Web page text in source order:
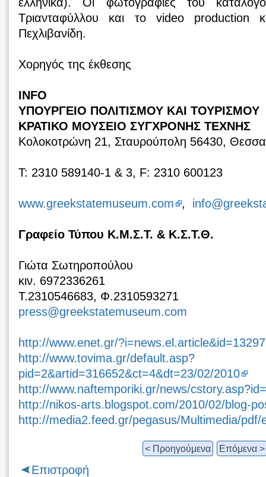
Τριανταφύλλου και το video production
Πεχλιβανίδη.
Χορηγός της έκθεσης
INFO
ΥΠΟΥΡΓΕΙΟ ΠΟΛΙΤΙΣΜΟΥ ΚΑΙ ΤΟΥΡΙΣΜΟΥ
ΚΡΑΤΙΚΟ ΜΟΥΣΕΙΟ ΣΥΓΧΡΟΝΗΣ ΤΕΧΝΗΣ
Κολοκοτρώνη 21, Σταυρούπολη 56430,
Τ: 2310 589140-1 & 3, F: 2310 600123
www.greekstatemuseum.com ,
Γραφείο Τύπου Κ.Μ.Σ.Τ. & Κ.Σ.Τ.Θ.
Γιώτα Σωτηροπούλου
κιν. 6972336261
Τ.2310546683, Φ.2310593271
press@greekstatemuseum.com
http://www.enet.gr/
http://www.tovima.gr/default.asp?
pid=2&artid=316652&ct=4&dt=23/02/2010
http://www.naftemporiki.gr/news/
http://nikos-arts.blogspot.com/2010/02/blog-
http://media2.feed.gr/pegasus/Multimedia/
< Προηγούμενα Επόμενα >
Επιστροφή